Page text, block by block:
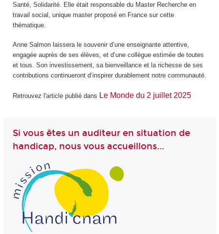
Santé, Solidarité. Elle était responsable du Master Recherche en
travail social, unique master proposé en France sur cette
thématique.
Anne Salmon laissera le souvenir d’une enseignante attentive,
engagée auprès de ses élèves, et d’une collègue estimée de toutes
et tous. Son investissement, sa bienveillance et la richesse de ses
contributions continueront d’inspirer durablement notre communauté.
Retrouvez l'article publié dans Le Monde du 2 juillet 2025
Si vous êtes un auditeur en situation de
handicap, nous vous accueillons...